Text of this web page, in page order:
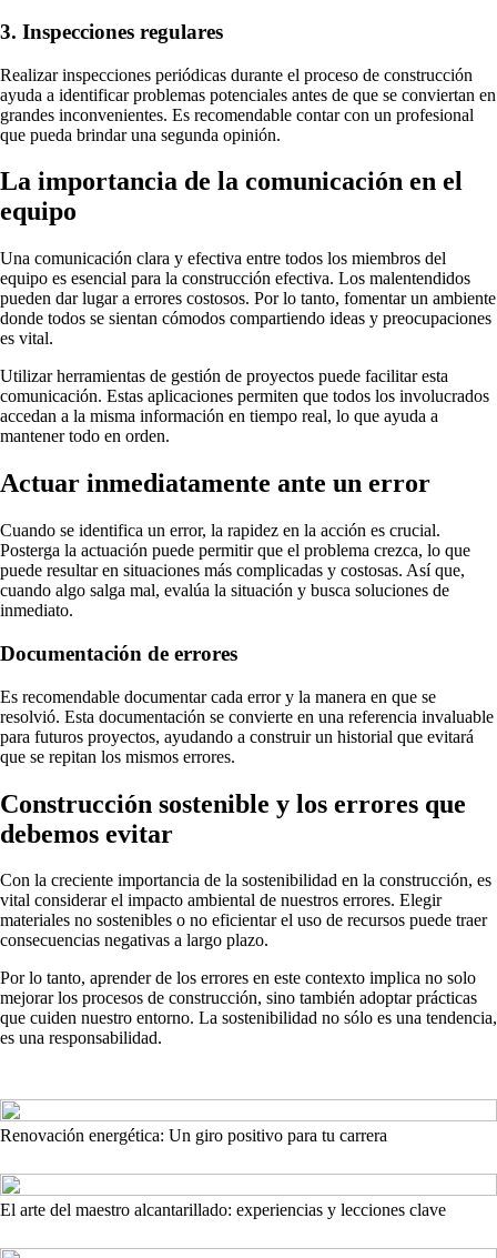
3. Inspecciones regulares
Realizar inspecciones periódicas durante el proceso de construcción
ayuda a identificar problemas potenciales antes de que se conviertan en
grandes inconvenientes. Es recomendable contar con un profesional
que pueda brindar una segunda opinión.
La importancia de la comunicación en el
equipo
Una comunicación clara y efectiva entre todos los miembros del
equipo es esencial para la construcción efectiva. Los malentendidos
pueden dar lugar a errores costosos. Por lo tanto, fomentar un ambiente
donde todos se sientan cómodos compartiendo ideas y preocupaciones
es vital.
Utilizar herramientas de gestión de proyectos puede facilitar esta
comunicación. Estas aplicaciones permiten que todos los involucrados
accedan a la misma información en tiempo real, lo que ayuda a
mantener todo en orden.
Actuar inmediatamente ante un error
Cuando se identifica un error, la rapidez en la acción es crucial.
Posterga la actuación puede permitir que el problema crezca, lo que
puede resultar en situaciones más complicadas y costosas. Así que,
cuando algo salga mal, evalúa la situación y busca soluciones de
inmediato.
Documentación de errores
Es recomendable documentar cada error y la manera en que se
resolvió. Esta documentación se convierte en una referencia invaluable
para futuros proyectos, ayudando a construir un historial que evitará
que se repitan los mismos errores.
Construcción sostenible y los errores que
debemos evitar
Con la creciente importancia de la sostenibilidad en la construcción, es
vital considerar el impacto ambiental de nuestros errores. Elegir
materiales no sostenibles o no eficientar el uso de recursos puede traer
consecuencias negativas a largo plazo.
Por lo tanto, aprender de los errores en este contexto implica no solo
mejorar los procesos de construcción, sino también adoptar prácticas
que cuiden nuestro entorno. La sostenibilidad no sólo es una tendencia,
es una responsabilidad.
Renovación energética: Un giro positivo para tu carrera
El arte del maestro alcantarillado: experiencias y lecciones clave